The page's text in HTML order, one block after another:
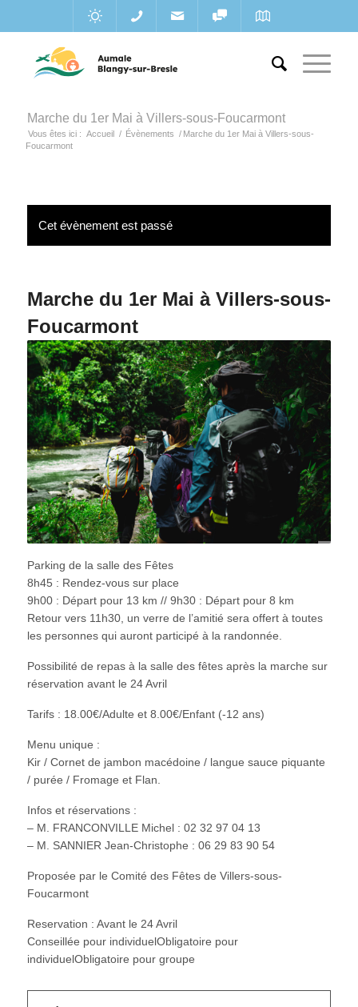
Marche du 1er Mai à Villers-sous-Foucarmont
Vous êtes ici : Accueil / Évènements / Marche du 1er Mai à Villers-sous-
Foucarmont
Cet évènement est passé
Marche du 1er Mai à Villers-sous-
Foucarmont
Parking de la salle des Fêtes
8h45 : Rendez-vous sur place
9h00 : Départ pour 13 km // 9h30 : Départ pour 8 km
Retour vers 11h30, un verre de l’amitié sera offert à toutes
les personnes qui auront participé à la randonnée.
Possibilité de repas à la salle des fêtes après la marche sur
réservation avant le 24 Avril
Tarifs : 18.00€/Adulte et 8.00€/Enfant (-12 ans)
Menu unique :
Kir / Cornet de jambon macédoine / langue sauce piquante
/ purée / Fromage et Flan.
Infos et réservations :
– M. FRANCONVILLE Michel : 02 32 97 04 13
– M. SANNIER Jean-Christophe : 06 29 83 90 54
Proposée par le Comité des Fêtes de Villers-sous-
Foucarmont
Reservation : Avant le 24 Avril
Conseillée pour individuelObligatoire pour
individuelObligatoire pour groupe